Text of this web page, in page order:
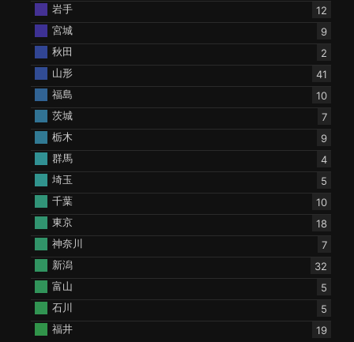
岩手
12
宮城
9
秋田
2
山形
41
福島
10
茨城
7
栃木
9
群馬
4
埼玉
5
千葉
10
東京
18
神奈川
7
新潟
32
富山
5
石川
5
福井
19